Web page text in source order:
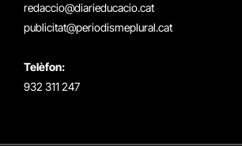
redaccio@diarieducacio.cat
publicitat@periodismeplural.cat
Telèfon:
932 311 247